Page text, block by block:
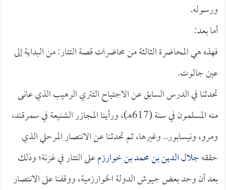
ورسوله.
أما بعد:
فهذه هي المحاضرة الثالثة من محاضرات قصة التتار: من البداية إلى
عين جالوت.
تحدثنا في الدرس السابق عن الاجتياح التتري الرهيب الذي عانى
منه المسلمون في سنة (617هـ)، ورأينا المجازر الشنيعة في سمرقند،
ومرو، ونيسابور.. وغيرها، ثم تحدثنا عن الانتصار المرحلي الذي
حققهجلال الدين بن محمد بن خوارزمعلى التتار في غزنة؛ وذلك
بعد أن وحد بعض جيوش الدولة الخوارزمية، ووقفنا على الانتصار